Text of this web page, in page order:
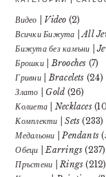
Видео | Video (2)
Всички Бижута | All
Бижута без камъни |
Брошки | Brooches (7)
Гривни | Bracelets (24)
Злато | Gold (26)
Колиета | Necklaces
Комплекти | Sets (233)
Медальони | Pendants
Обеци | Earrings (237)
Пръстени | Rings (212)